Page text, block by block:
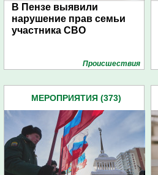
В Пензе выявили
нарушение прав семьи
участника СВО
Проиcшествия
МЕРОПРИЯТИЯ (373)